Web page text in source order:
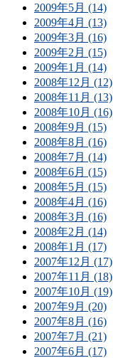
2009年5月 (14)
2009年4月 (13)
2009年3月 (16)
2009年2月 (15)
2009年1月 (14)
2008年12月 (12)
2008年11月 (13)
2008年10月 (16)
2008年9月 (15)
2008年8月 (16)
2008年7月 (14)
2008年6月 (15)
2008年5月 (15)
2008年4月 (16)
2008年3月 (16)
2008年2月 (14)
2008年1月 (17)
2007年12月 (17)
2007年11月 (18)
2007年10月 (19)
2007年9月 (20)
2007年8月 (16)
2007年7月 (21)
2007年6月 (17)